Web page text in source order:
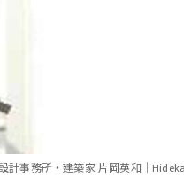
計事務所・建築家 片岡英和｜